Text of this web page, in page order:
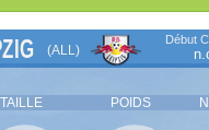
(ALL)
Début
TAILLE POIDS